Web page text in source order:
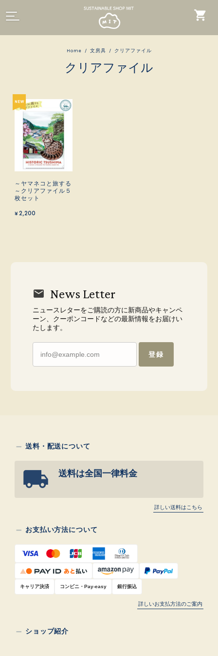
Home 文房具 クリアファイル
クリアファイル
～ヤマネコと旅する
～クリアファイル５
枚セット
¥2,200
News Letter
ニュースレターをご購読の方に新商品やキャンペ
ーン、クーポンコードなどの最新情報をお届けい
たします。
登録
送料・配送について
送料は全国一律料金
詳しい送料はこちら
お支払い方法について
キャリア決済 コンビニ・Pay-easy 銀行振込
詳しいお支払方法のご案内
ショップ紹介